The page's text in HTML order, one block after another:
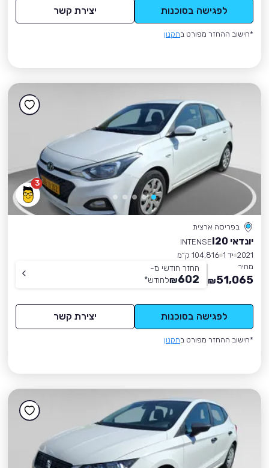
לפגישה בסוכנות יצירת קשר
*חישוב ההחזר מפורט בתקנון
3
בפריסה ארצית
יונדאי I20
INTENSE
2021 יד 1
104,816 ק״מ
מחיר
51,065
₪
החזר חודשי מ-
602
₪לחודש*
לפגישה בסוכנות יצירת קשר
*חישוב ההחזר מפורט בתקנון